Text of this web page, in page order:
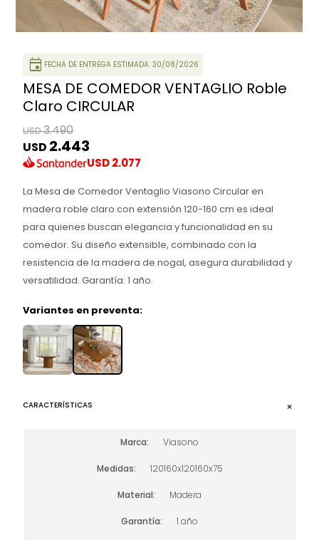
event FECHA DE ENTREGA ESTIMADA: 30/08/2026
MESA DE COMEDOR VENTAGLIO Roble
Claro CIRCULAR
USD3.490
USD 2.443
USD2.077
La Mesa de Comedor Ventaglio Viasono Circular en
madera roble claro con extensión 120-160 cm es ideal
para quienes buscan elegancia y funcionalidad en su
comedor. Su diseño extensible, combinado con la
resistencia de la madera de nogal, asegura durabilidad y
versatilidad. Garantía: 1 año.
Variantes en preventa:
CARACTERÍSTICAS
Marca Viasono
Medidas 120160x120160x75
Material Madera
Garantía 1 año